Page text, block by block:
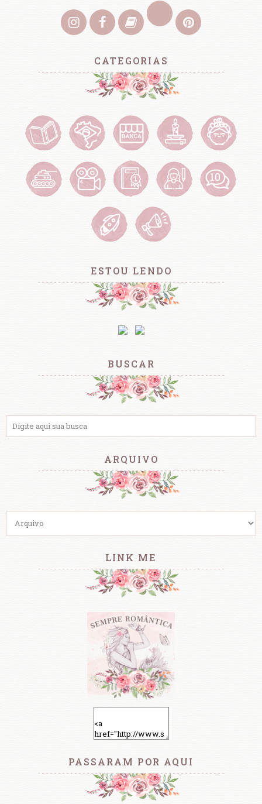
CATEGORIAS
ESTOU LENDO
BUSCAR
ARQUIVO
LINK ME
PASSARAM POR AQUI